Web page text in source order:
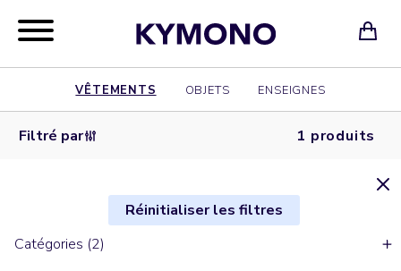
VÊTEMENTS OBJETS ENSEIGNES
Filtré par 1 produits
Réinitialiser les filtres
Catégories (2)